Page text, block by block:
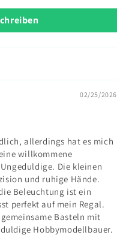
02/25/2026
allerdings hat es mich
willkommene
Die kleinen
und ruhige Hände.
Beleuchtung ist ein
perfekt auf mein Regal.
Basteln mit
Hobbymodellbauer.